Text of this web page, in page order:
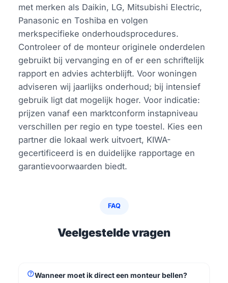
met merken als Daikin, LG, Mitsubishi Electric,
Panasonic en Toshiba en volgen
merkspecifieke onderhoudsprocedures.
Controleer of de monteur originele onderdelen
gebruikt bij vervanging en of er een schriftelijk
rapport en advies achterblijft. Voor woningen
adviseren wij jaarlijks onderhoud; bij intensief
gebruik ligt dat mogelijk hoger. Voor indicatie:
prijzen vanaf een marktconform instapniveau
verschillen per regio en type toestel. Kies een
partner die lokaal werk uitvoert, KIWA-
gecertificeerd is en duidelijke rapportage en
garantievoorwaarden biedt.
FAQ
Veelgestelde vragen
helpWanneer moet ik direct een monteur bellen?